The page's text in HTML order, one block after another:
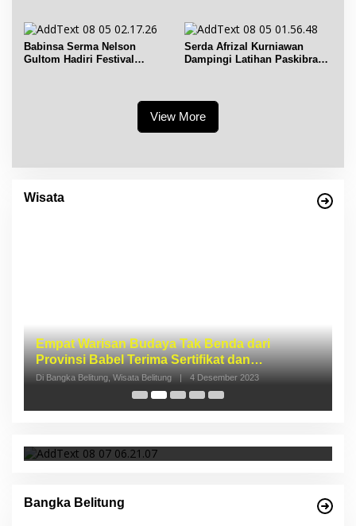
Babinsa Serma Nelson
Gultom Hadiri Festival
Serda Afrizal Kurniawan
Dampingi Latihan Paskibra
View More
Wisata
Provinsi Babel Terima Sertifikat dan
Bangka Belitung